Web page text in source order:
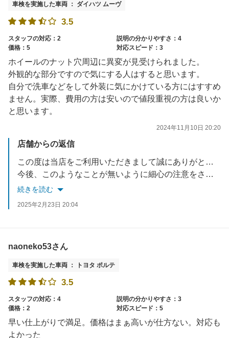
車検を実施した車両 ： ダイハツ ムーヴ
3.5
スタッフの対応：2
説明の分かりやすさ：4
価格：5
対応スピード：3
ホイールのナット穴周辺に異変が見受けられました。
外観的な部分ですので気にする人はすると思います。
自分で洗車などをして外装に気にかけている方にはすすめ
ません。実際、費用の方は安いので値段重視の方は良いか
と思います。
2024年11月10日 20:20
店舗からの返信
この度は当店をご利用いただきまして誠にありがとうございました。
今後、このようなことが無いように細心の注意をさせて頂く所存でございます。
誠に申し訳ございませんでした
続きを読む
2025年2月23日 20:04
naoneko53さん
車検を実施した車両 ： トヨタ ポルテ
3.5
スタッフの対応：4
説明の分かりやすさ：3
価格：2
対応スピード：5
早い仕上がりで満足。価格はまぁ高いが仕方ない。対応も
よかった